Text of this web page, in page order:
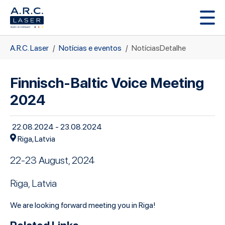
Skip to main content
You are here:
A.R.C. Laser Notícias e eventos NotíciasDetalhe
Finnisch-Baltic Voice Meeting
2024
22.08.2024 - 23.08.2024
Riga, Latvia
22-23 August, 2024
Riga, Latvia
We are looking forward meeting you in Riga!